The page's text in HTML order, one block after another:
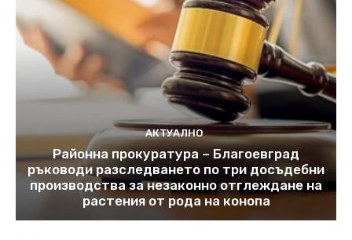
АКТУАЛНО
Районна прокуратура – Благоевград
ръководи разследването по три досъдебни
производства за незаконно отглеждане на
растения от рода на конопа